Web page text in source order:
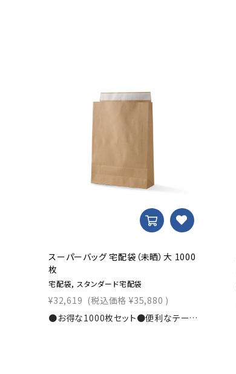
スーパーバッグ 宅配袋（未晒）大 1000
枚
宅配袋, スタンダード宅配袋
¥32,619 (税込価格 ¥35,880 )
●お得な1000枚セット●便利なテープ付タイプ●シンプル茶無地の宅配袋寸法：幅320×マチ100×丈430+ベロ50ｍｍ素材：未晒120g/?u入数：1000枚商品コード：0000101600-1000